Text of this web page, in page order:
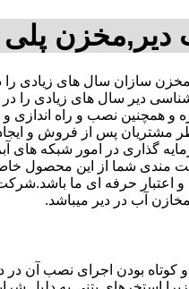
پلی
سازان سال های زیادی
دیر سال های
و همچنین نصب و راه
پس از فروش و
شبکه های آبرسانی مشتریان در
مندی شما از این محصول
اعتبار حرفه ای ما
آب در دیر میباشد.
بودن اجرای نصب آن